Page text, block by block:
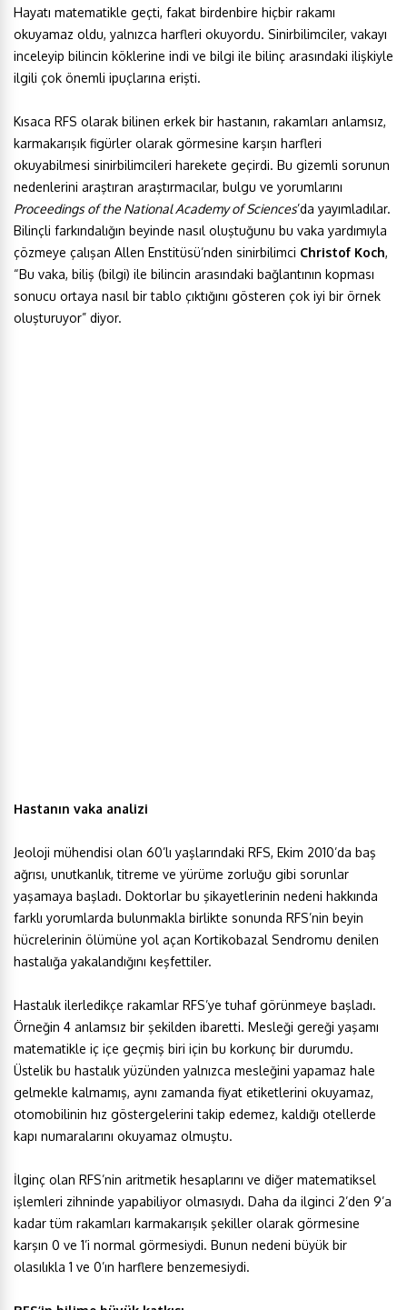
Hayatı matematikle geçti, fakat birdenbire hiçbir rakamı
okuyamaz oldu, yalnızca harfleri okuyordu. Sinirbilimciler, vakayı
inceleyip bilincin köklerine indi ve bilgi ile bilinç arasındaki ilişkiyle
ilgili çok önemli ipuçlarına erişti.
Kısaca RFS olarak bilinen erkek bir hastanın, rakamları anlamsız,
karmakarışık figürler olarak görmesine karşın harfleri
okuyabilmesi sinirbilimcileri harekete geçirdi. Bu gizemli sorunun
nedenlerini araştıran araştırmacılar, bulgu ve yorumlarını
Proceedings of the National Academy of Sciences’da yayımladılar.
Bilinçli farkındalığın beyinde nasıl oluştuğunu bu vaka yardımıyla
çözmeye çalışan Allen Enstitüsü’nden sinirbilimci Christof Koch,
“Bu vaka, biliş (bilgi) ile bilincin arasındaki bağlantının kopması
sonucu ortaya nasıl bir tablo çıktığını gösteren çok iyi bir örnek
oluşturuyor” diyor.
Hastanın vaka analizi
Jeoloji mühendisi olan 60’lı yaşlarındaki RFS, Ekim 2010’da baş
ağrısı, unutkanlık, titreme ve yürüme zorluğu gibi sorunlar
yaşamaya başladı. Doktorlar bu şikayetlerinin nedeni hakkında
farklı yorumlarda bulunmakla birlikte sonunda RFS’nin beyin
hücrelerinin ölümüne yol açan Kortikobazal Sendromu denilen
hastalığa yakalandığını keşfettiler.
Hastalık ilerledikçe rakamlar RFS’ye tuhaf görünmeye başladı.
Örneğin 4 anlamsız bir şekilden ibaretti. Mesleği gereği yaşamı
matematikle iç içe geçmiş biri için bu korkunç bir durumdu.
Üstelik bu hastalık yüzünden yalnızca mesleğini yapamaz hale
gelmekle kalmamış, aynı zamanda fiyat etiketlerini okuyamaz,
otomobilinin hız göstergelerini takip edemez, kaldığı otellerde
kapı numaralarını okuyamaz olmuştu.
İlginç olan RFS’nin aritmetik hesaplarını ve diğer matematiksel
işlemleri zihninde yapabiliyor olmasıydı. Daha da ilginci 2’den 9’a
kadar tüm rakamları karmakarışık şekiller olarak görmesine
karşın 0 ve 1’i normal görmesiydi. Bunun nedeni büyük bir
olasılıkla 1 ve 0’ın harflere benzemesiydi.